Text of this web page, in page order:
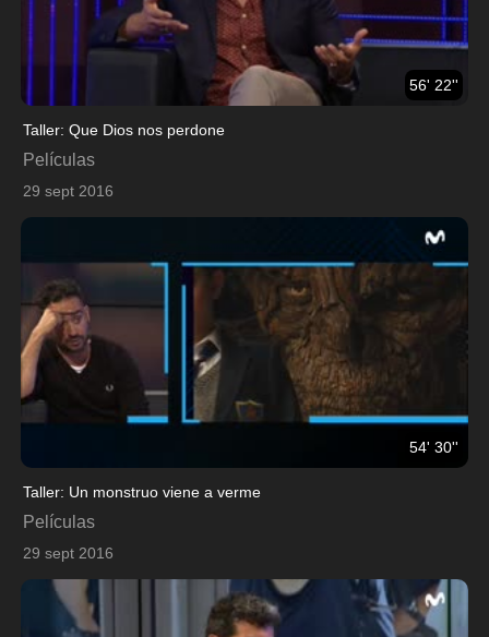
56' 22''
Taller: Que Dios nos perdone
Películas
29 sept 2016
54' 30''
Taller: Un monstruo viene a verme
Películas
29 sept 2016